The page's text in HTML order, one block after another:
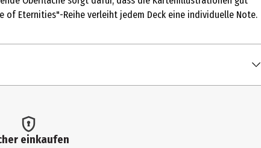
of Eternities"-Reihe verleiht jedem Deck eine individuelle Note.
einkaufen